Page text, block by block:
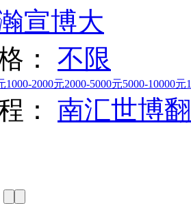
宣博大
：
不限
1000-2000元2000-5000元5000-10000元
： 南汇世博